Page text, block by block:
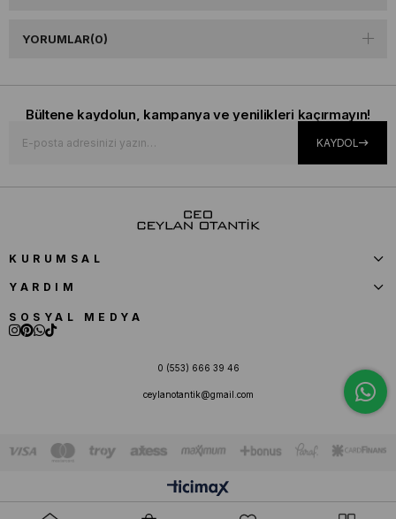
YORUMLAR(0)
Bültene kaydolun, kampanya ve yenilikleri kaçırmayın!
KAYDOL
KURUMSAL
YARDIM
SOSYAL MEDYA
0 (553) 666 39 46
ceylanotantik@gmail.com